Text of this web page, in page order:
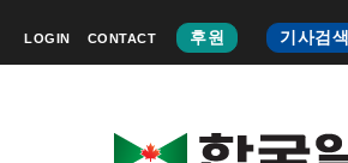
LOGIN CONTACT 후원 기사검색